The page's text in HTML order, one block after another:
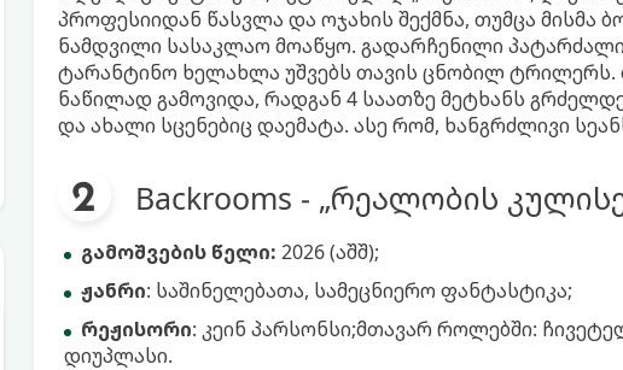
პროფესიიდან წასვლა და ოჯახის შექმნა, თუმცა მისმა
ნამდვილი სასაკლაო მოაწყო. გადარჩენილი პატარძალი
ტარანტინო ხელახლა უშვებს თავის ცნობილ
ნაწილად გამოვიდა, რადგან 4 საათზე მეტხანს
და ახალი სცენებიც დაემატა. ასე რომ, ხანგრძლივი
Backrooms - „რეალობის
გამოშვების წელი: 2026 (აშშ);
ჟანრი: საშინელებათა, სამეცნიერო ფანტასტიკა;
რეჟისორი: კეინ პარსონსი;მთავარ როლებში:
დიუპლასი.